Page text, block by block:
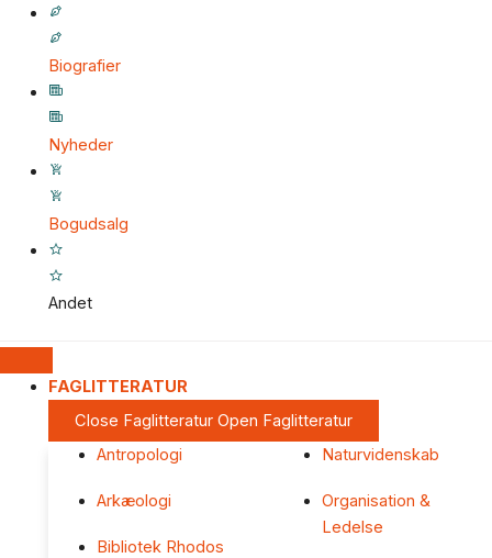
Biografier
Nyheder
Bogudsalg
Andet
FAGLITTERATUR
Close Faglitteratur Open Faglitteratur
Antropologi
Arkæologi
Bibliotek Rhodos
Naturvidenskab
Organisation &
Ledelse